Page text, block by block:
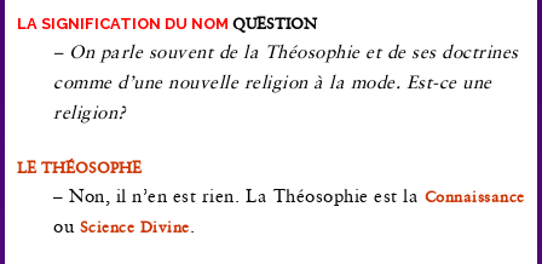
LA SIGNIFICATION DU NOM QUESTION
– On parle souvent de la Théosophie et de ses doctrines
comme d’une nouvelle religion à la mode. Est-ce une
religion?
LE THÉOSOPHE
– Non, il n’en est rien. La Théosophie est la Connaissance
ou Science Divine.